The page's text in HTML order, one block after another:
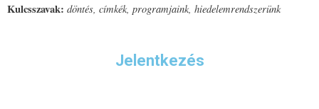
Kulcsszavak: döntés, címkék, programjaink, hiedelemrendszerünk
Jelentkezés